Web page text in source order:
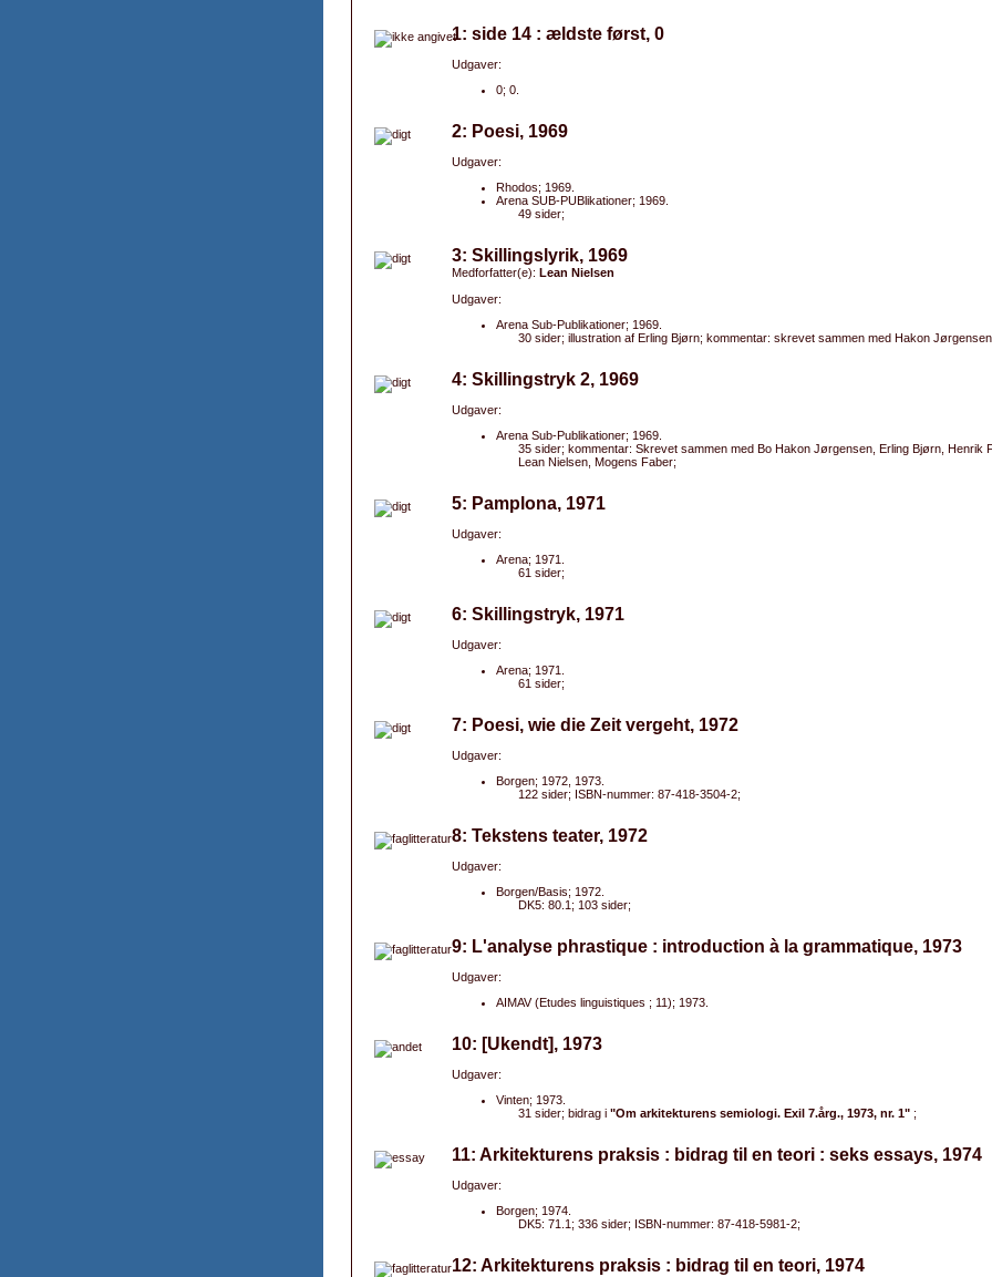
1: side 14 : ældste først, 0
Udgaver:
0; 0.
2: Poesi, 1969
Udgaver:
Rhodos; 1969.
Arena SUB-PUBlikationer; 1969.
49 sider;
3: Skillingslyrik, 1969
Medforfatter(e): Lean Nielsen
Udgaver:
Arena Sub-Publikationer; 1969.
30 sider; illustration af Erling Bjørn; kommentar: skrevet sammen med Hakon
4: Skillingstryk 2, 1969
Udgaver:
Arena Sub-Publikationer; 1969.
35 sider; kommentar: Skrevet sammen med Bo Hakon Jørgensen, Erling Bjørn, Henrik
Lean Nielsen, Mogens Faber;
5: Pamplona, 1971
Udgaver:
Arena; 1971.
61 sider;
6: Skillingstryk, 1971
Udgaver:
Arena; 1971.
61 sider;
7: Poesi, wie die Zeit vergeht, 1972
Udgaver:
Borgen; 1972, 1973.
122 sider; ISBN-nummer: 87-418-3504-2;
8: Tekstens teater, 1972
Udgaver:
Borgen/Basis; 1972.
DK5: 80.1; 103 sider;
9: L'analyse phrastique : introduction à la grammatique, 1973
Udgaver:
AIMAV (Etudes linguistiques ; 11); 1973.
10: [Ukendt], 1973
Udgaver:
Vinten; 1973.
31 sider; bidrag i "Om arkitekturens semiologi. Exil 7.årg., 1973, nr. 1" ;
11: Arkitekturens praksis : bidrag til en teori : seks essays, 1974
Udgaver:
Borgen; 1974.
DK5: 71.1; 336 sider; ISBN-nummer: 87-418-5981-2;
12: Arkitekturens praksis : bidrag til en teori, 1974